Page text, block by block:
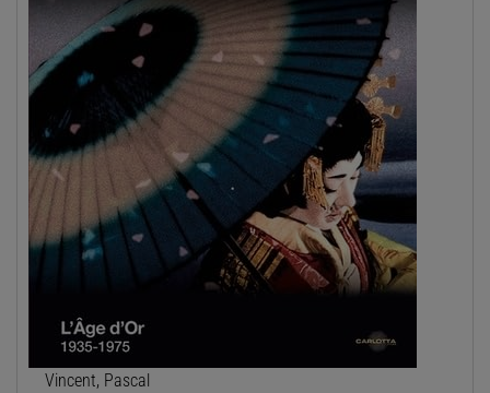
Vincent, Pascal